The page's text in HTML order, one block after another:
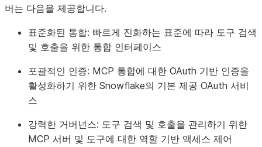
버는 다음을 제공합니다.
표준화된 통합: 빠르게 진화하는 표준에 따라 도구 검색
및 호출을 위한 통합 인터페이스
포괄적인 인증: MCP 통합에 대한 OAuth 기반 인증을
활성화하기 위한 Snowflake의 기본 제공 OAuth 서비
스
강력한 거버넌스: 도구 검색 및 호출을 관리하기 위한
MCP 서버 및 도구에 대한 역할 기반 액세스 제어